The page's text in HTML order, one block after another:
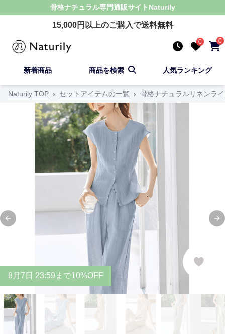
骨格ナチュラル専門通販サイト Naturily
15,000円以上のご購入で送料無料
0 0
新着商品 商品を検索 人気ランキング
Naturily TOP › セットアイテムの一覧 › 骨格ナチュラルリネンラ
Previous slide
8 月 7 日 23:59まで10%OFF